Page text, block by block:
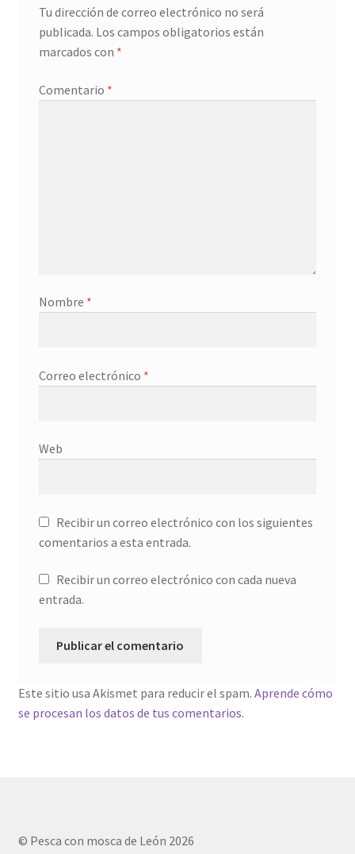
Tu dirección de correo electrónico no será
publicada. Los campos obligatorios están
marcados con *
Comentario *
Nombre *
Correo electrónico *
Web
Recibir un correo electrónico con los siguientes
comentarios a esta entrada.
Recibir un correo electrónico con cada nueva
entrada.
Este sitio usa Akismet para reducir el spam. Aprende cómo
se procesan los datos de tus comentarios.
© Pesca con mosca de León 2026